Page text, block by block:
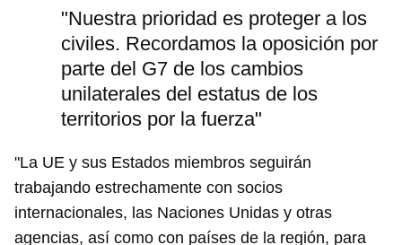
"Nuestra prioridad es proteger a los
civiles. Recordamos la oposición por
parte del G7 de los cambios
unilaterales del estatus de los
territorios por la fuerza"
"La UE y sus Estados miembros seguirán
trabajando estrechamente con socios
internacionales, las Naciones Unidas y otras
agencias, así como con países de la región, para